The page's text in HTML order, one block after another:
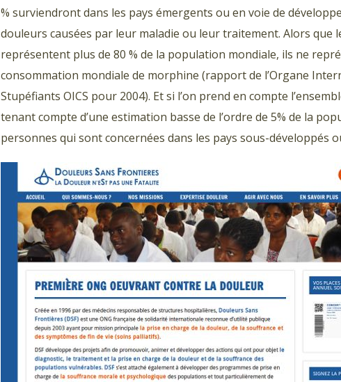
% surviendront dans les pays émergents ou en voie de
douleurs causées par leur maladie ou leur traitement. Alors que
représentent plus de 80 % de la population mondiale, ils ne
consommation mondiale de morphine (rapport de l’Organe
Stupéfiants OICS pour 2004). Et si l’on prend en compte
tenant compte d’une estimation basse de l’ordre de 5% de la
personnes qui sont concernées dans les pays sous-développés